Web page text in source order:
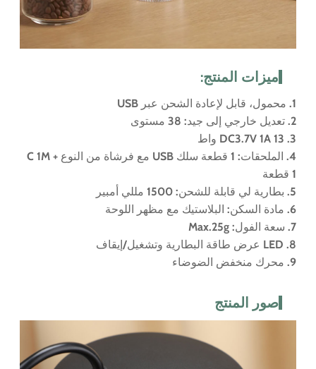
ميزات المنتج:
1. محمول، قابل لإعادة الشحن عبر USB
2. تعديل خارجي إلى جيد: 38 مستوى
3. DC3.7V 1A 13 واط
4. الملحقات: 1 قطعة سلك USB مع فرشاة من النوع C 1M +
1 قطعة
5. بطارية لي قابلة للشحن: 1500 مللي أمبير
6. مادة السكن: البلاستيك مع مظهر اللوحة
7. سعة الفول: Max.25g
8. LED عرض طاقة البطارية وتشغيل/إيقاف
9. محرك منخفض الضوضاء
صور المنتج